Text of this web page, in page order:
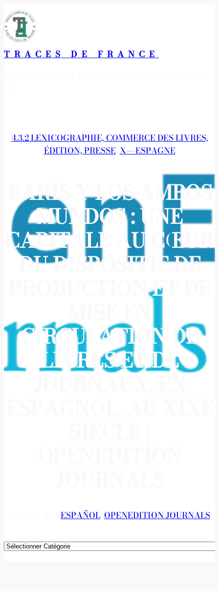
Aller
au
contenu
TRACES DE FRANCE
4.3.2 LEXICOGRAPHIE, COMMERCE DES LIVRES,
ÉDITION, PRESSE X—-ESPAGNE
PARÍS Y LOS AMBOS
MUNDOS : UNE
CAPITALE AU CŒUR
DU DISPOSITIF DE
PRODUCTION ET DE
CIRCULATION DE
LIVRES ET DE
ESPAÑOL OPENEDITION JOURNALS
Catégories